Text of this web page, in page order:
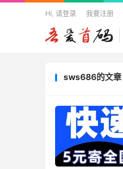
Hi, 请登录 我要注册
sws686的文章